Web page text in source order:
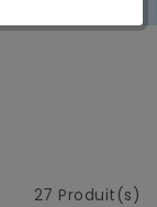
27 Produit(s)